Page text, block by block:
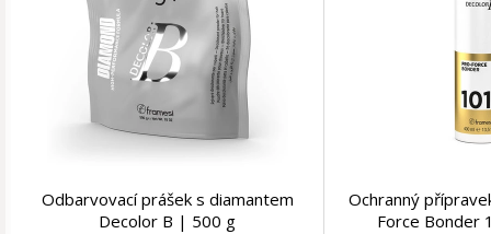
Odbarvovací prášek s diamantem
Decolor B | 500 g
Ochranný
Force Bonder